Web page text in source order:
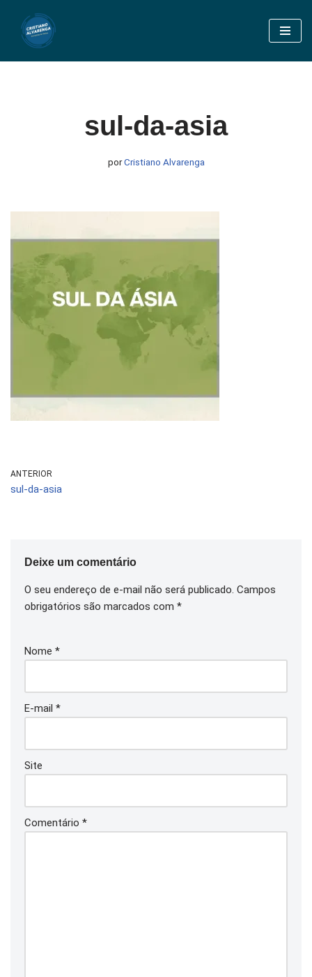
Pular
sul-da-asia
porCristiano Alvarenga
ANTERIOR
sul-da-asia
Deixe um comentário
O seu endereço de e-mail não será publicado. Campos
obrigatórios são marcados com *
Nome *
E-mail *
Site
Comentário *